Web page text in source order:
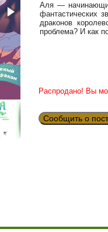
Аля —
фантастических
драконов
проблема? И как
Распродано! Вы
Сообщить о